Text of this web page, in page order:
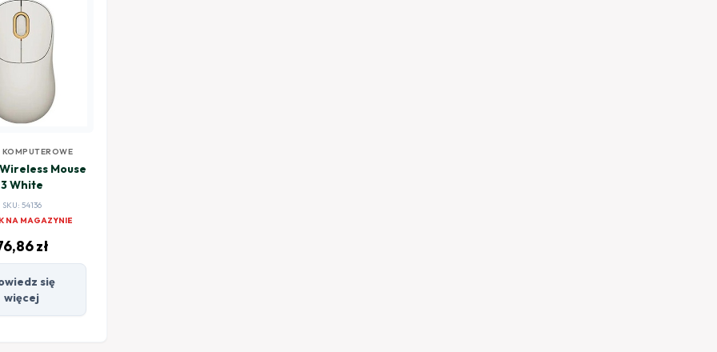
KOMPUTEROWE
Mouse
3 White
SKU: 54136
NA MAGAZYNIE
zł
się
więcej